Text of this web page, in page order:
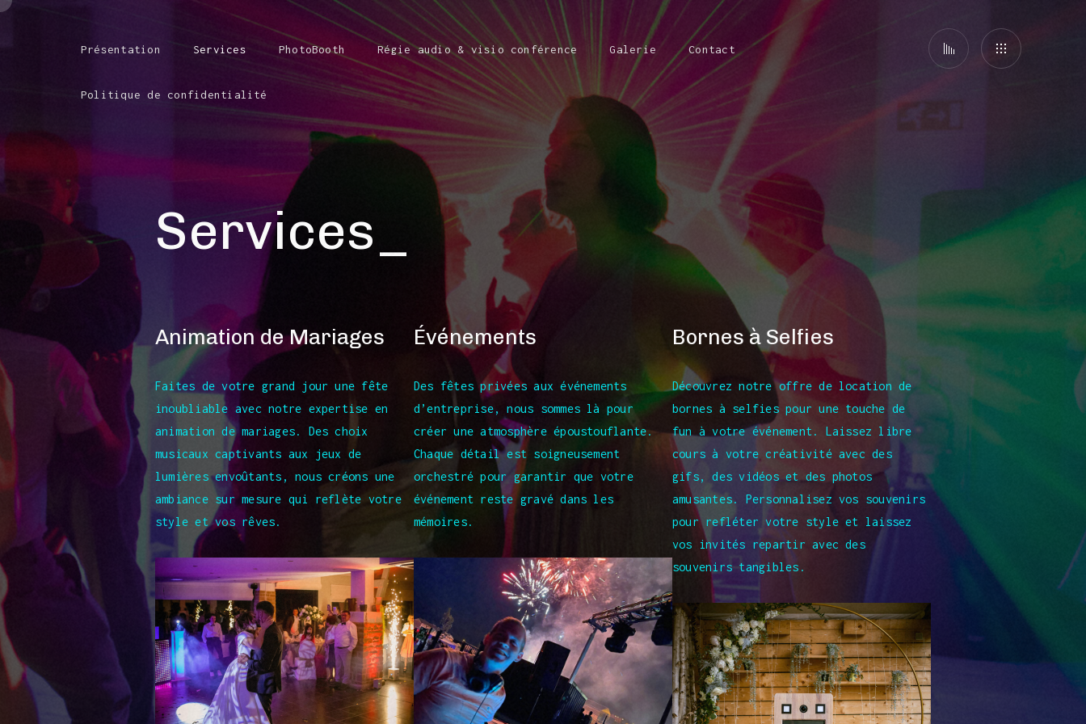
Présentation Services PhotoBooth Régie audio & visio conférence Galerie Contact
Politique de confidentialité
Services
Animation de Mariages
Faites de votre grand jour une fête
inoubliable avec notre expertise en
animation de mariages. Des choix
musicaux captivants aux jeux de
lumières envoûtants, nous créons une
ambiance sur mesure qui reflète votre
style et vos rêves.
Événements
Des fêtes privées aux événements
d’entreprise, nous sommes là pour
créer une atmosphère époustouflante.
Chaque détail est soigneusement
orchestré pour garantir que votre
événement reste gravé dans les
mémoires.
Bornes à Selfies
Découvrez notre offre de location de
bornes à selfies pour une touche de
fun à votre événement. Laissez libre
cours à votre créativité avec des
gifs, des vidéos et des photos
amusantes. Personnalisez vos souvenirs
pour refléter votre style et laissez
vos invités repartir avec des
souvenirs tangibles.